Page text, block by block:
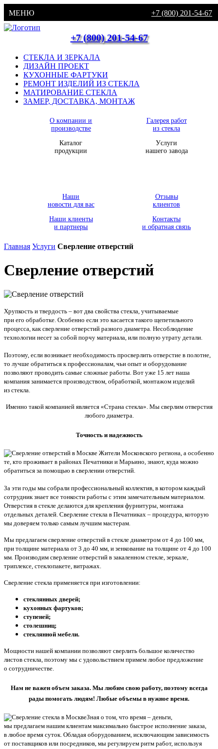
МЕНЮ +7 (800) 201-54-67
+7 (800) 201-54-67
СТЕКЛА И ЗЕРКАЛА
ДИЗАЙН ПРОЕКТ
КУХОННЫЕ ФАРТУКИ
РЕМОНТ ИЗДЕЛИЙ ИЗ СТЕКЛА
МАТИРОВАНИЕ СТЕКЛА
ЗАМЕР, ДОСТАВКА, МОНТАЖ
О компании и
производстве
Галерея работ
из стекла
Каталог
продукции
Услуги
нашего завода
Наши
новости для вас
Отзывы
клиентов
Наши клиенты
и партнеры
Контакты
и обратная связь
Главная Услуги Сверление отверстий
Сверление отверстий
Хрупкость и твердость – вот два свойства стекла, учитываемые
при его обработке. Особенно если это касается такого щепетильного
процесса, как сверление отверстий разного диаметра. Несоблюдение
технологии несет за собой порчу материала, или полную утрату детали.
Поэтому, если возникает необходимость просверлить отверстие в полотне,
то лучше обратиться к профессионалам, чьи опыт и оборудование
позволяют проводить самые сложные работы. Вот уже 15 лет наша
компания занимается производством, обработкой, монтажом изделий
из стекла.
Именно такой компанией является «Страна стекла». Мы сверлим отверстия
любого диаметра.
Точность и надежность
Жители Московского региона, а особенно
те, кто проживает в районах Печатники и Марьино, знают, куда можно
обратиться за помощью в сверлении отверстий.
За эти годы мы собрали профессиональный коллектив, в котором каждый
сотрудник знает все тонкости работы с этим замечательным материалом.
Отверстия в стекле делаются для крепления фурнитуры, монтажа
отдельных деталей. Сверление стекла в Печатниках – процедура, которую
мы доверяем только самым лучшим мастерам.
Мы предлагаем сверление отверстий в стекле диаметром от 4 до 100 мм,
при толщине материала от 3 до 40 мм, и зенкование на толщине от 4 до 100
мм. Производим сверление отверстий в закаленном стекле, зеркале,
триплексе, стеклопакете, витражах.
Сверление стекла применяется при изготовлении:
стеклянных дверей;
кухонных фартуков;
ступеней;
столешниц;
стеклянной мебели.
Мощности нашей компании позволяют сверлить большое количество
листов стекла, поэтому мы с удовольствием примем любое предложение
о сотрудничестве.
Нам не важен объем заказа. Мы любим свою работу, поэтому всегда
рады помогать людям! Любые объемы в нужное время.
Зная о том, что время – деньги,
мы предлагаем нашим клиентам максимально быстрое исполнение заказа,
в любое время суток. Обладая оборудованием, исключающим зависимость
от поставщиков или посредников, мы регулируем ритм работ, используя